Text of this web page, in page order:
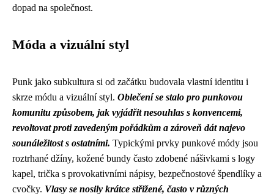
dopad na společnost.
Móda a vizuální styl
Punk jako subkultura si od začátku budovala vlastní identitu i
skrze módu a vizuální styl. Oblečení se stalo pro punkovou
komunitu způsobem, jak vyjádřit nesouhlas s konvencemi,
revoltovat proti zavedeným pořádkům a zároveň dát najevo
sounáležitost s ostatními. Typickými prvky punkové módy jsou
roztrhané džíny, kožené bundy často zdobené nášivkami s logy
kapel, trička s provokativními nápisy, bezpečnostové špendlíky a
cvočky. Vlasy se nosily krátce střižené, často v různých